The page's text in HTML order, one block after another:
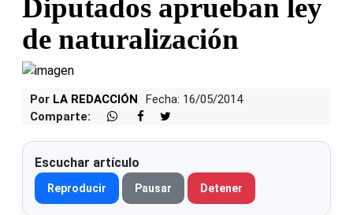
Diputados aprueban ley
de naturalización
Por LA REDACCIÓN
Fecha: 16/05/2014
Comparte:
Escuchar artículo
Reproducir Pausar Detener